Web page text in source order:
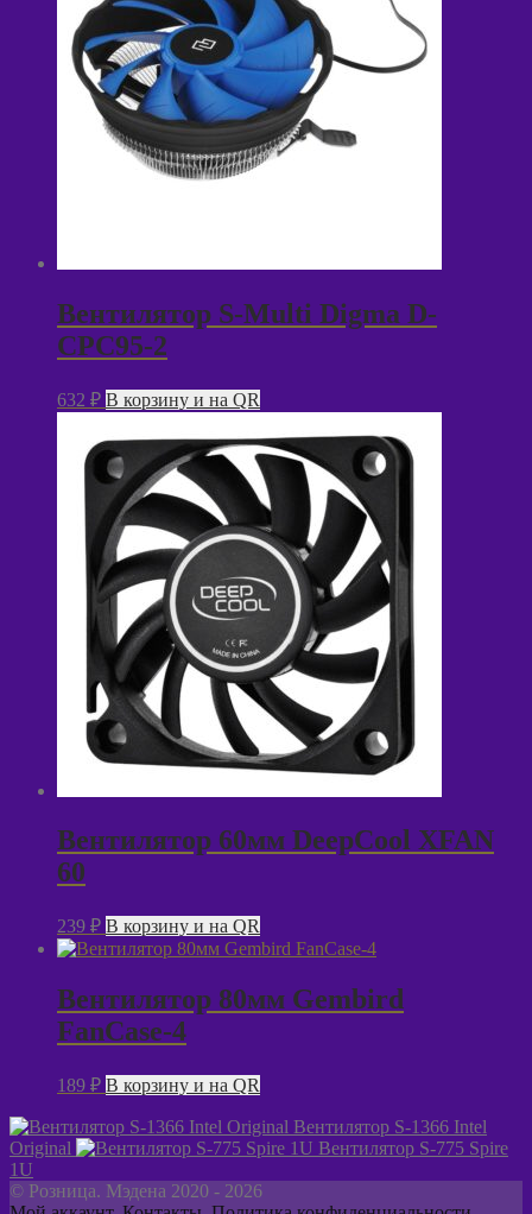
Вентилятор S-Multi Digma D-
CPC95-2
632 ₽ В корзину и на QR
Вентилятор 60мм DeepCool XFAN
60
239 ₽ В корзину и на QR
Вентилятор 80мм Gembird
FanCase-4
189 ₽ В корзину и на QR
Вентилятор S-1366 Intel
Original
Вентилятор S-775 Spire
1U
© Розница. Мэдена 2020 - 2026